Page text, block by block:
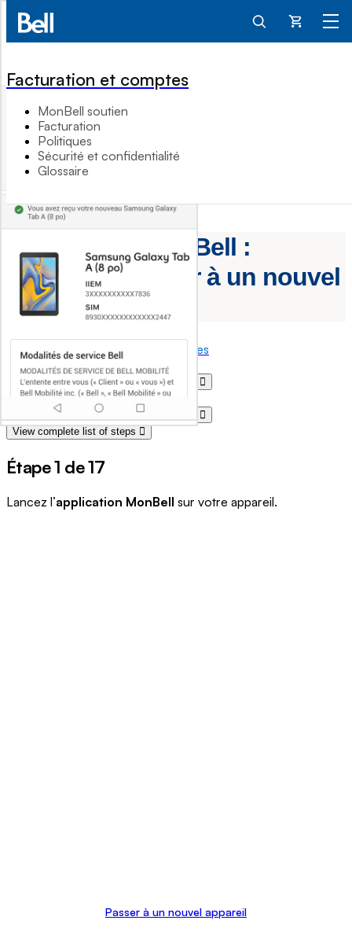
Panier
Facturation et comptes
MonBell soutien
Facturation
Politiques
Sécurité et confidentialité
Glossaire
Application MonBell :
Comment passer à un nouvel
appareil Mobilité
Soutien Facturation et comptes
Tooltip - Additional information
View steps one at a time with illustration
View complete list of steps
View steps one at a time with illustration
View complete list of steps
Étape 1 de 17
Lancez l’application MonBell sur votre appareil.
Passer à un nouvel appareil